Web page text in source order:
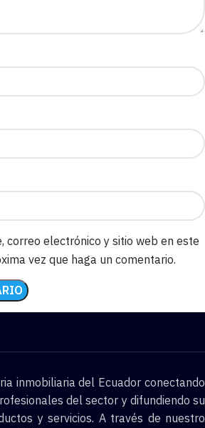
correo electrónico y sitio web en este
vez que haga un comentario.
inmobiliaria del Ecuador conectando
del sector y difundiendo su
y servicios. A través de nuestro